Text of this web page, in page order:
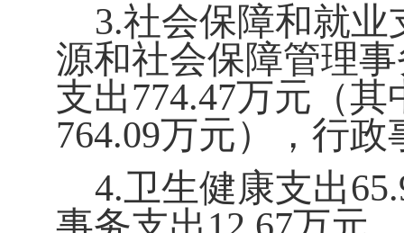
3.社会保障和就业
源和社会保障管理
支出774.47万元（其
764.09万元），行政
4.卫生健康支出